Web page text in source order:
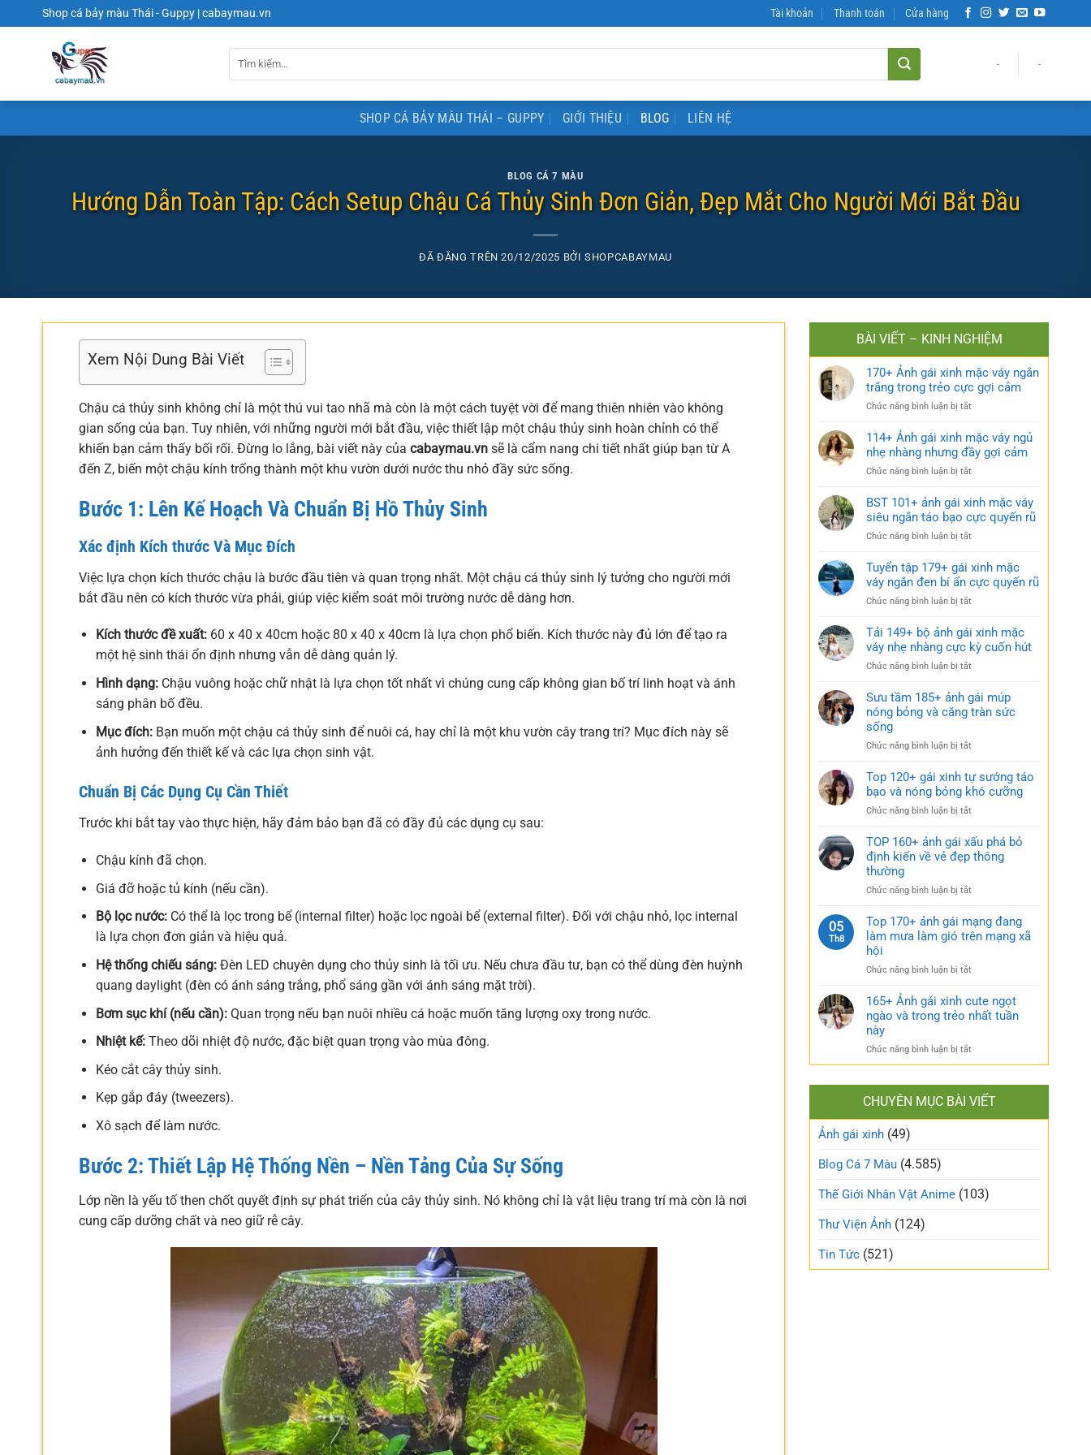
đến
Shop cá bảy màu Thái - Guppy | cabaymau.vn Tài khoản Thanh toán Cửa hàng
- -
SHOP CÁ BẢY MÀU THÁI – GUPPY GIỚI THIỆU BLOG LIÊN HỆ
BLOG CÁ 7 MÀU
Hướng Dẫn Toàn Tập: Cách Setup Chậu Cá Thủy Sinh Đơn Giản, Đẹp Mắt Cho Người Mới Bắt Đầu
ĐÃ ĐĂNG TRÊN20/12/2025 BỞISHOPCABAYMAU
Xem Nội Dung Bài Viết
Chậu cá thủy sinh không chỉ là một thú vui tao nhã mà còn là một cách tuyệt vời để mang thiên nhiên vào không
gian sống của bạn. Tuy nhiên, với những người mới bắt đầu, việc thiết lập một chậu thủy sinh hoàn chỉnh có thể
khiến bạn cảm thấy bối rối. Đừng lo lắng, bài viết này của cabaymau.vn sẽ là cẩm nang chi tiết nhất giúp bạn từ A
đến Z, biến một chậu kính trống thành một khu vườn dưới nước thu nhỏ đầy sức sống.
Bước 1: Lên Kế Hoạch Và Chuẩn Bị Hồ Thủy Sinh
Xác định Kích thước Và Mục Đích
Việc lựa chọn kích thước chậu là bước đầu tiên và quan trọng nhất. Một chậu cá thủy sinh lý tưởng cho người mới
bắt đầu nên có kích thước vừa phải, giúp việc kiểm soát môi trường nước dễ dàng hơn.
Kích thước đề xuất:60 x 40 x 40cm hoặc 80 x 40 x 40cm là lựa chọn phổ biến. Kích thước này đủ lớn để tạo ra
một hệ sinh thái ổn định nhưng vẫn dễ dàng quản lý.
Hình dạng:Chậu vuông hoặc chữ nhật là lựa chọn tốt nhất vì chúng cung cấp không gian bố trí linh hoạt và ánh
sáng phân bố đều.
Mục đích:Bạn muốn một chậu cá thủy sinh để nuôi cá, hay chỉ là một khu vườn cây trang trí? Mục đích này sẽ
ảnh hưởng đến thiết kế và các lựa chọn sinh vật.
Chuẩn Bị Các Dụng Cụ Cần Thiết
Trước khi bắt tay vào thực hiện, hãy đảm bảo bạn đã có đầy đủ các dụng cụ sau:
Chậu kính đã chọn.
Giá đỡ hoặc tủ kính (nếu cần).
Bộ lọc nước:Có thể là lọc trong bể (internal filter) hoặc lọc ngoài bể (external filter). Đối với chậu nhỏ, lọc internal
là lựa chọn đơn giản và hiệu quả.
Hệ thống chiếu sáng:Đèn LED chuyên dụng cho thủy sinh là tối ưu. Nếu chưa đầu tư, bạn có thể dùng đèn huỳnh
quang daylight (đèn có ánh sáng trắng, phổ sáng gần với ánh sáng mặt trời).
Bơm sục khí (nếu cần):Quan trọng nếu bạn nuôi nhiều cá hoặc muốn tăng lượng oxy trong nước.
Nhiệt kế:Theo dõi nhiệt độ nước, đặc biệt quan trọng vào mùa đông.
Kéo cắt cây thủy sinh.
Kẹp gắp đáy (tweezers).
Xô sạch để làm nước.
Bước 2: Thiết Lập Hệ Thống Nền – Nền Tảng Của Sự Sống
Lớp nền là yếu tố then chốt quyết định sự phát triển của cây thủy sinh. Nó không chỉ là vật liệu trang trí mà còn là nơi
cung cấp dưỡng chất và neo giữ rễ cây.
BÀI VIẾT – KINH NGHIỆM
170+ Ảnh gái xinh mặc váy ngắn
trắng trong trẻo cực gợi cảm
Chức năng bình luận bị tắt
Ảnh
gái
xinh
mặc
ngắn
trắng
gợi
cảm
114+ Ảnh gái xinh mặc váy ngủ
nhẹ nhàng nhưng đầy gợi cảm
Chức năng bình luận bị tắt
Ảnh
gái
xinh
mặc
ngủ
nhẹ
gợi
cảm
BST 101+ ảnh gái xinh mặc váy
siêu ngắn táo bạo cực quyến rũ
Chức năng bình luận bị tắt
101+
ảnh
gái
xinh
váy
siêu
cực
quyến
Tuyển tập 179+ gái xinh mặc
váy ngắn đen bí ẩn cực quyến rũ
Chức năng bình luận bị tắt
tập
179+
gái
xinh
váy
ngắn
ẩn
quyến
rũ
Tải 149+ bộ ảnh gái xinh mặc
váy nhẹ nhàng cực kỳ cuốn hút
Chức năng bình luận bị tắt
149+
bộ
xinh
váy
nhẹ
cực
cuốn
hút
Sưu tầm 185+ ảnh gái múp
nóng bỏng và căng tràn sức
sống
Chức năng bình luận bị tắt
tầm
185+
gái
nóng
bỏng
tràn
sống
Top 120+ gái xinh tự sướng táo
bạo và nóng bỏng khó cưỡng
Chức năng bình luận bị tắt
120+
gái
sướng
bạo
và
khó
TOP 160+ ảnh gái xấu phá bỏ
định kiến về vẻ đẹp thông
thường
Chức năng bình luận bị tắt
160+
ảnh
phá
định
kiến
đẹp
thông
thường
05
Th8
Top 170+ ảnh gái mạng đang
làm mưa làm gió trên mạng xã
hội
Chức năng bình luận bị tắt
170+
ảnh
đang
làm
làm
gió
trên
165+ Ảnh gái xinh cute ngọt
ngào và trong trẻo nhất tuần
này
Chức năng bình luận bị tắt
165+
xinh
cute
trẻo
nhất
CHUYÊN MỤC BÀI VIẾT
Ảnh gái xinh (49)
Blog Cá 7 Màu (4.585)
Thế Giới Nhân Vật Anime (103)
Thư Viện Ảnh (124)
Tin Tức (521)